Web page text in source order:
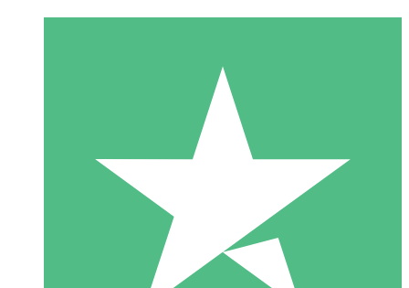
Pacotes de Créditos Individuais
Pague conforme o uso com créditos de download. Sem
1000